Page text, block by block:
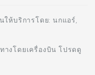
ให้บริการโดย: นกแอร์,
างโดยเครื่องบิน โปรดดู